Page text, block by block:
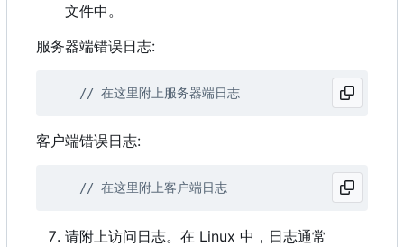
文件中。
服务器端错误日志:
客户端错误日志:
请附上访问日志。在 Linux 中，日志通常